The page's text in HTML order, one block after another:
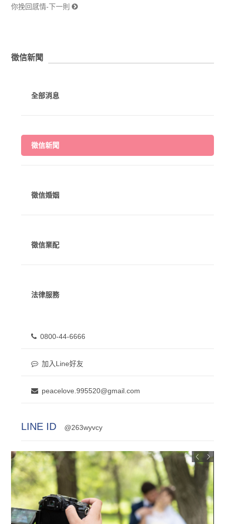
你挽回感情-下一則
徵信新聞
全部消息
徵信新聞
徵信婚姻
徵信業配
法律服務
0800-44-6666
加入Line好友
peacelove.995520@gmail.com
LINE ID @263wyvcy